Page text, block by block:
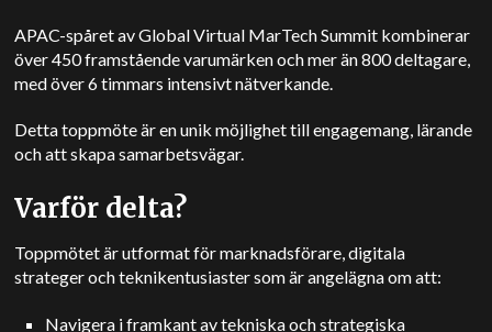
APAC-spåret av Global Virtual MarTech Summit kombinerar
över 450 framstående varumärken och mer än 800 deltagare,
med över 6 timmars intensivt nätverkande.
Detta toppmöte är en unik möjlighet till engagemang, lärande
och att skapa samarbetsvägar.
Varför delta?
Toppmötet är utformat för marknadsförare, digitala
strateger och teknikentusiaster som är angelägna om att:
Navigera i framkant av tekniska och strategiska